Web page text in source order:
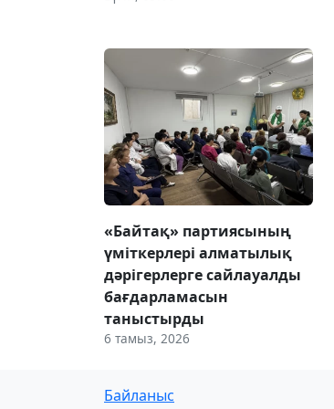
«Байтақ» партиясының
үміткерлері алматылық
дәрігерлерге сайлауалды
бағдарламасын
таныстырды
6 тамыз, 2026
Байланыс